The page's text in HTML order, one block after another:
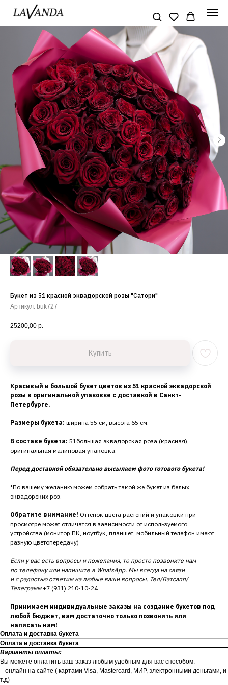
Букет из 51 красной эквадорской розы "Сатори"
Артикул: buk727
25200,00 р.
Купить
Красивый и большой букет цветов из 51 красной эквадорской
розы в оригинальной упаковке с доставкой в Санкт-
Петербурге.
Размеры букета: ширина 55 см, высота 65 см.
В составе букета: 51большая эквадорская роза (красная),
оригинальная малиновая упаковка.
Перед доставкой обязательно высылаем фото готового букета!
*По вашему желанию можем собрать такой же букет из белых
эквадорских роз.
Обратите внимание! Оттенок цвета растений и упаковки при
просмотре может отличатся в зависимости от используемого
устройства (монитор ПК, ноутбук, планшет, мобильный телефон имеют
разную цветопередачу)
Если у вас есть вопросы и пожелания, то просто позвоните нам
по телефону или напишите в WhatsApp. Мы всегда на связи
и с радостью ответим на любые ваши вопросы. Тел/Ватсапп/
Телеграмм+7 (931) 210-10-24
Принимаем индивидуальные заказы на создание букетов под
любой бюджет, вам достаточно только позвонить или
написать нам!
Оплата и доставка букета
Оплата и доставка букета
Варианты оплаты:
Вы можете оплатить ваш заказ любым удобным для вас способом:
– онлайн на сайте ( картами Visa, Mastercard, МИР, электронными деньгами, и
т.д)